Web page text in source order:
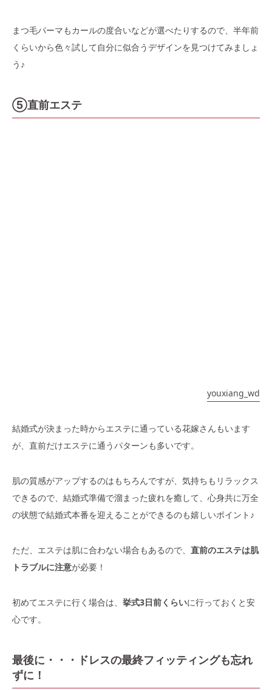
まつ毛パーマもカールの度合いなどが選べたりするので、半年前
くらいから色々試して自分に似合うデザインを見つけてみましょ
う♪
⑤直前エステ
youxiang_wd
結婚式が決まった時からエステに通っている花嫁さんもいます
が、直前だけエステに通うパターンも多いです。
肌の質感がアップするのはもちろんですが、気持ちもリラックス
できるので、結婚式準備で溜まった疲れを癒して、心身共に万全
の状態で結婚式本番を迎えることができるのも嬉しいポイント♪
ただ、エステは肌に合わない場合もあるので、 直前のエステは肌
トラブルに注意が必要！
初めてエステに行く場合は、 挙式3日前くらいに行っておくと安
心です。
最後に・・・ドレスの最終フィッティングも忘れ
ずに！